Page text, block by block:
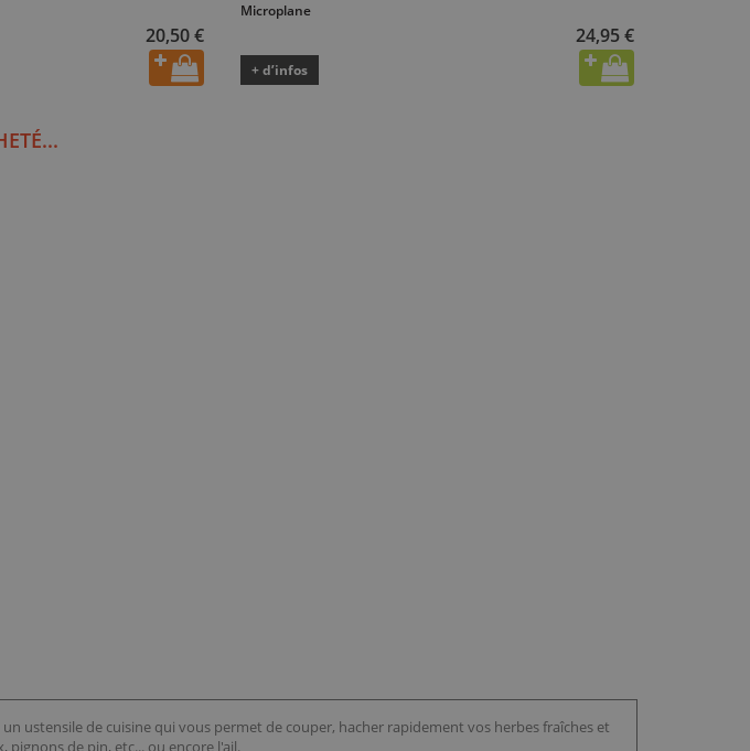
20,50 €
Microplane
24,95 €
+ d’infos
ustensile de cuisine qui vous permet de couper, hacher rapidement vos herbes fraîches et
pignons de pin, etc... ou encore l'ail.